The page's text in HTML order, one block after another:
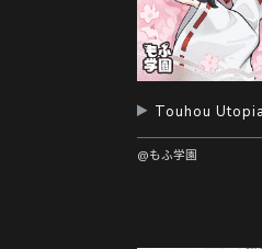
Touhou
@もふ学園